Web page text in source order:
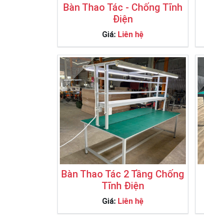
Bàn Thao Tác - Chống Tĩnh
Điện
Giá: Liên hệ
Bàn Thao Tác 2 Tầng Chống
Tĩnh Điện
Giá: Liên hệ